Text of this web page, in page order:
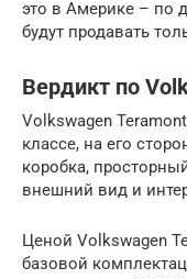
это в Америке – по
будут продавать
Вердикт по
Volkswagen
классе, на его
коробка,
внешний вид и
Ценой Volkswagen
базовой